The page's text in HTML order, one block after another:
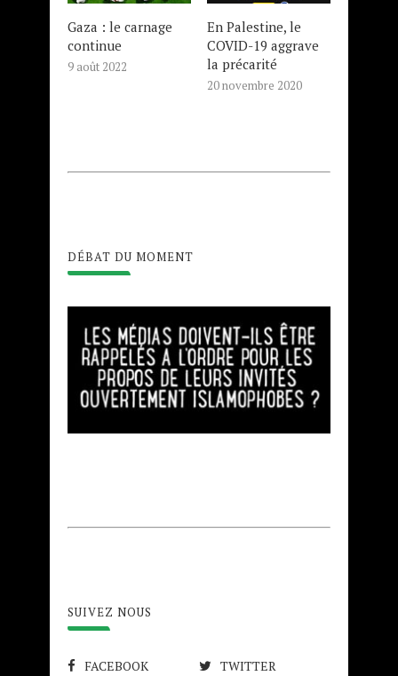
Gaza : le carnage
continue
9 août 2022
En Palestine, le
COVID-19 aggrave
la précarité
20 novembre 2020
DÉBAT DU MOMENT
SUIVEZ NOUS
FACEBOOK
TWITTER